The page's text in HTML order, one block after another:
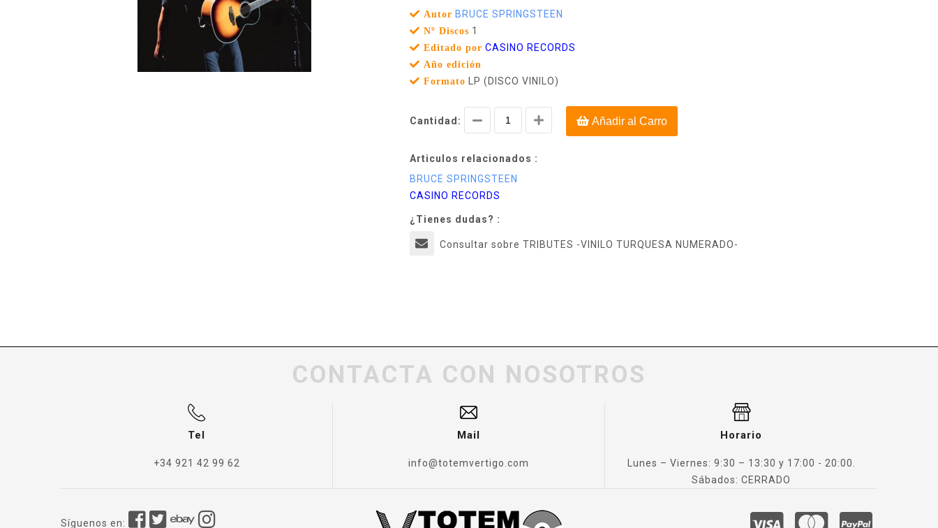
Autor BRUCE SPRINGSTEEN
Nº Discos 1
Editado por CASINO RECORDS
Año edición
Formato
LP (DISCO VINILO)
Cantidad: Añadir al Carro
Articulos relacionados :
BRUCE SPRINGSTEEN
CASINO RECORDS
¿Tienes dudas? :
Consultar sobre TRIBUTES -VINILO TURQUESA NUMERADO-
CONTACTA CON NOSOTROS
Tel
+34 921 42 99 62
Mail
info@totemvertigo.com
Horario
Lunes – Viernes: 9:30 – 13:30 y 17:00 - 20:00.
Sábados: CERRADO
Síguenos en: